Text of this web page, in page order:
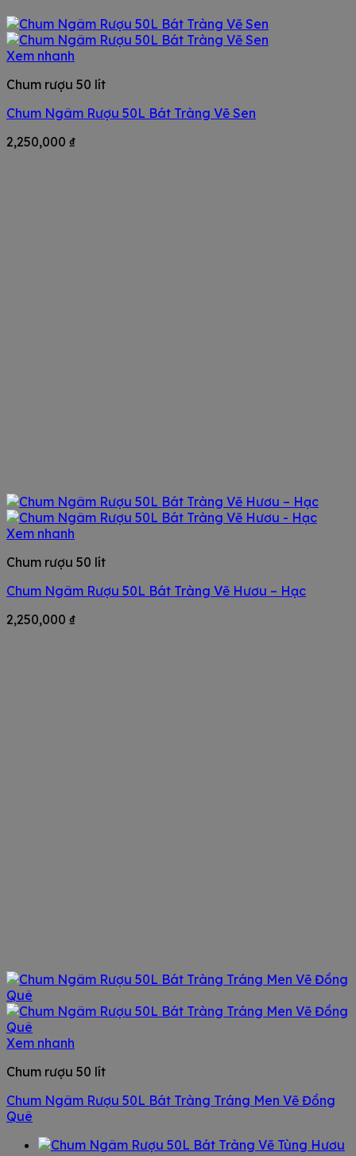
Xem nhanh
Chum rượu 50 lít
Chum Ngâm Rượu 50L Bát Tràng Vẽ Sen
2,250,000 ₫
Xem nhanh
Chum rượu 50 lít
Chum Ngâm Rượu 50L Bát Tràng Vẽ Hươu – Hạc
2,250,000 ₫
Xem nhanh
Chum rượu 50 lít
Chum Ngâm Rượu 50L Bát Tràng Tráng Men Vẽ Đồng
Quê